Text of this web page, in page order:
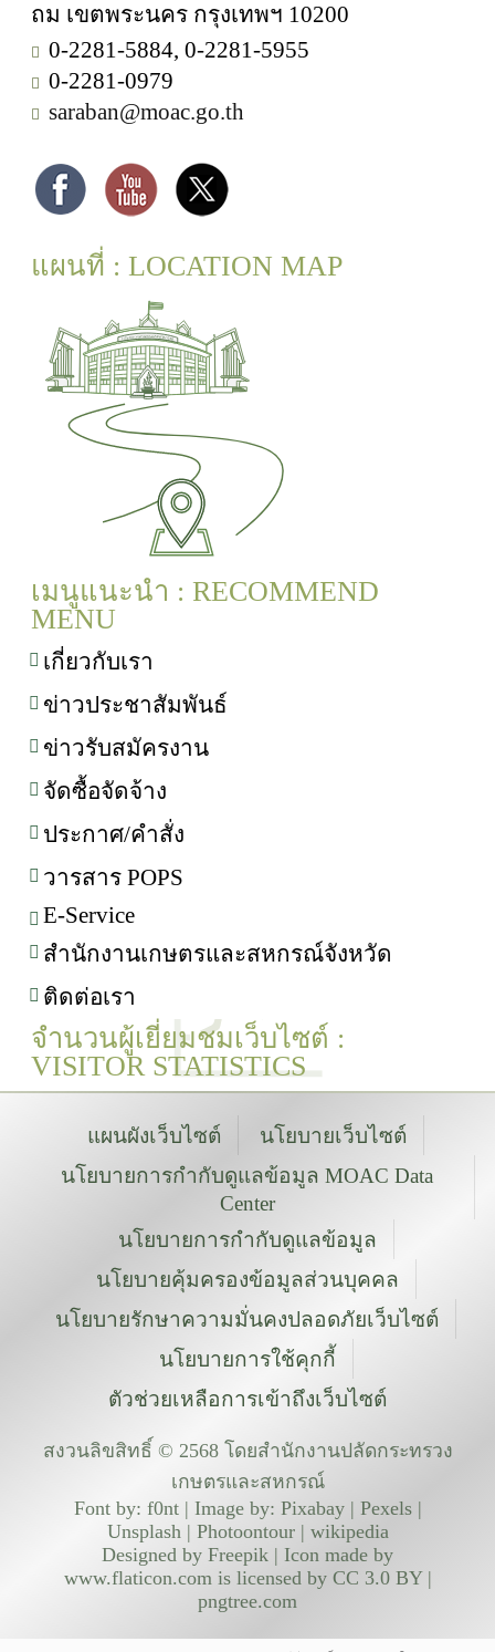
ถม เขตพระนคร กรุงเทพฯ 10200
0-2281-5884, 0-2281-5955
0-2281-0979
saraban@moac.go.th
แผนที่ : LOCATION MAP
เมนูแนะนำ : RECOMMEND
MENU
เกี่ยวกับเรา
ข่าวประชาสัมพันธ์
ข่าวรับสมัครงาน
จัดซื้อจัดจ้าง
ประกาศ/คำสั่ง
วารสาร POPS
E-Service
สำนักงานเกษตรและสหกรณ์จังหวัด
ติดต่อเรา
จำนวนผู้เยี่ยมชมเว็บไซต์ :
VISITOR STATISTICS
แผนผังเว็บไซต์
นโยบายเว็บไซต์
นโยบายการกำกับดูแลข้อมูล MOAC Data
Center
นโยบายการกำกับดูแลข้อมูล
นโยบายคุ้มครองข้อมูลส่วนบุคคล
นโยบายรักษาความมั่นคงปลอดภัยเว็บไซต์
นโยบายการใช้คุกกี้
ตัวช่วยเหลือการเข้าถึงเว็บไซต์
สงวนลิขสิทธิ์ © 2568 โดยสำนักงานปลัดกระทรวง
เกษตรและสหกรณ์
Font by: f0nt | Image by: Pixabay | Pexels |
Unsplash | Photoontour | wikipedia
Designed by Freepik | Icon made by
www.flaticon.com is licensed by CC 3.0 BY |
pngtree.com